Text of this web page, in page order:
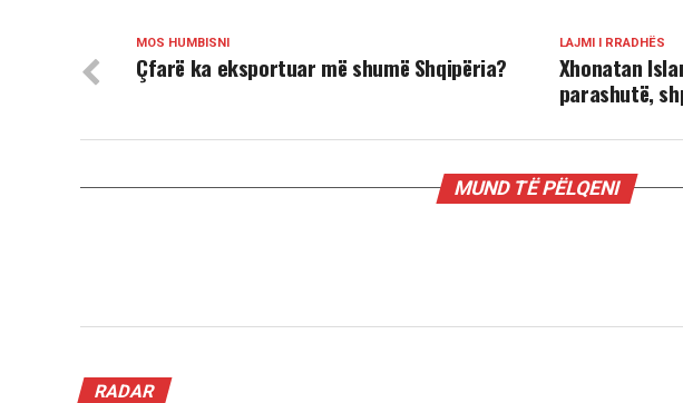
LAJMI I RRADHËS
Xhonatan
parashutë,
MOS HUMBISNI
Çfarë ka eksportuar më shumë Shqipëria?
MUND TË PËLQENI
RADAR